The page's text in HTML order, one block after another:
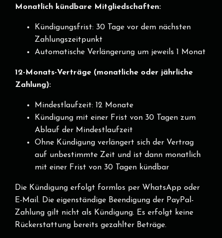
Monatlich kündbare Mitgliedschaften:
Kündigungsfrist: 30 Tage vor dem nächsten
Zahlungszeitpunkt
Automatische Verlängerung um jeweils 1 Monat
12-Monats-Verträge (monatliche oder jährliche
Zahlung):
Mindestlaufzeit: 12 Monate
Kündigung mit einer Frist von 30 Tagen zum
Ablauf der Mindestlaufzeit
Ohne Kündigung verlängert sich der Vertrag
auf unbestimmte Zeit und ist dann monatlich
mit einer Frist von 30 Tagen kündbar
Die Kündigung erfolgt formlos per WhatsApp oder
E-Mail. Die eigenständige Beendigung der PayPal-
Zahlung gilt nicht als Kündigung. Es erfolgt keine
Rückerstattung bereits gezahlter Beträge.